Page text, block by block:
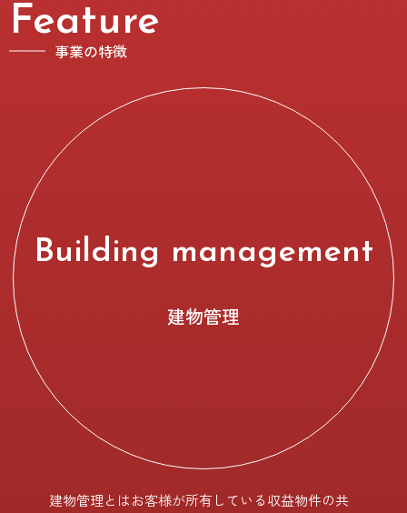
Feature
事業の特徴
Building management
建物管理
建物管理とはお客様が所有している収益物件の共